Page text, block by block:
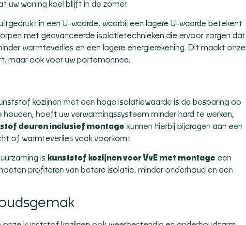
uw woning koel blijft in de zomer.
in een U-waarde, waarbij een lagere U-waarde betekent
met geavanceerde isolatietechnieken die ervoor zorgen dat
warmteverlies en een lagere energierekening. Dit maakt onze
maar ook voor uw portemonnee.
kozijnen met een hoge isolatiewaarde is de besparing op
hoeft uw verwarmingssysteem minder hard te werken,
deuren inclusief montage kunnen hierbij bijdragen aan een
of warmteverlies vaak voorkomt.
is kunststof kozijnen voor VvE met montage een
profiteren van betere isolatie, minder onderhoud en een